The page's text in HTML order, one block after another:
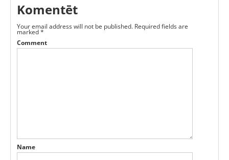
Komentēt
Your email address will not be published. Required fields are
marked*
Comment
Name